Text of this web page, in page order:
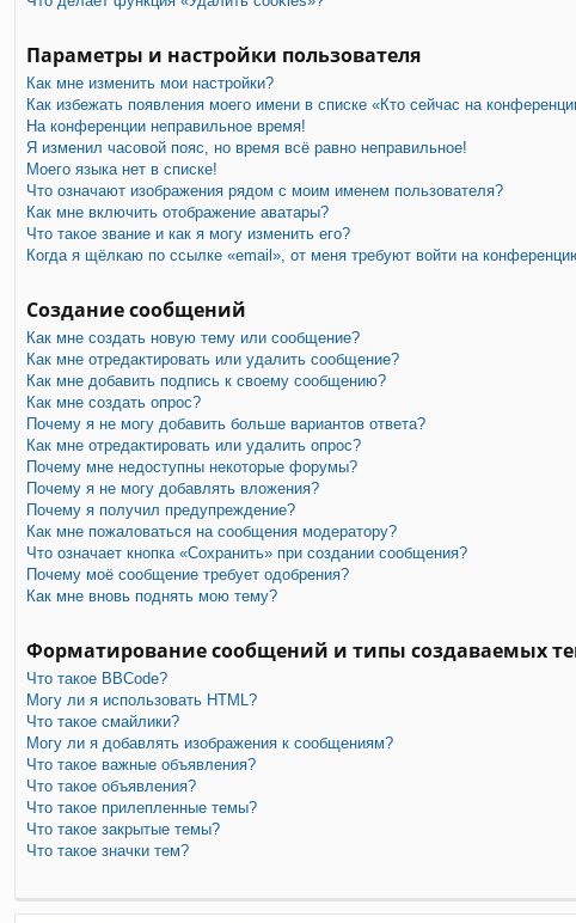
Параметры и настройки пользователя
Как мне изменить мои настройки?
Как избежать появления моего имени в списке «Кто сейчас на
На конференции неправильное время!
Я изменил часовой пояс, но время всё равно неправильное!
Моего языка нет в списке!
Что означают изображения рядом с моим именем пользователя?
Как мне включить отображение аватары?
Что такое звание и как я могу изменить его?
Когда я щёлкаю по ссылке «email», от меня требуют войти на
Создание сообщений
Как мне создать новую тему или сообщение?
Как мне отредактировать или удалить сообщение?
Как мне добавить подпись к своему сообщению?
Как мне создать опрос?
Почему я не могу добавить больше вариантов ответа?
Как мне отредактировать или удалить опрос?
Почему мне недоступны некоторые форумы?
Почему я не могу добавлять вложения?
Почему я получил предупреждение?
Как мне пожаловаться на сообщения модератору?
Что означает кнопка «Сохранить» при создании сообщения?
Почему моё сообщение требует одобрения?
Как мне вновь поднять мою тему?
Форматирование сообщений и типы создаваемых
Что такое BBCode?
Могу ли я использовать HTML?
Что такое смайлики?
Могу ли я добавлять изображения к сообщениям?
Что такое важные объявления?
Что такое объявления?
Что такое прилепленные темы?
Что такое закрытые темы?
Что такое значки тем?